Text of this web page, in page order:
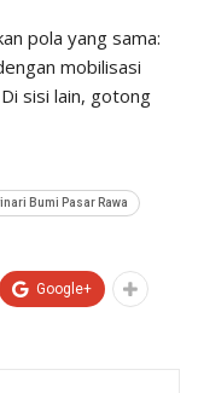
pola yang sama:
mobilisasi
sisi lain, gotong
Bumi Pasar Rawa
Google+